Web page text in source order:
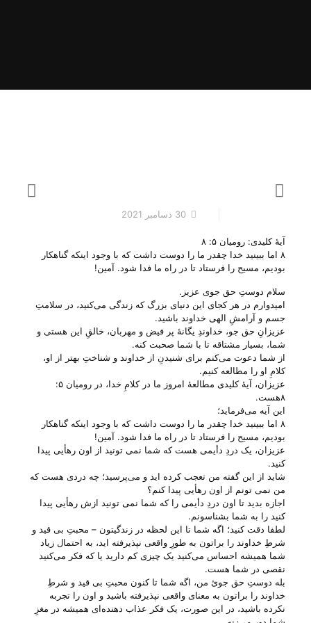
30 دسامبر 2021
آیهٔ کلیدی: رومیان ۵: ۸
۸ اما ببینید خدا چقدر ما را دوست داشت که با وجود اینکه گناهکار
بودیم، مسیح را فرستاد تا در راه ما فدا شود. آمین!
سلام دوستِ حق جوی عزیز.
امیدوارم در هر کجای این دنیای بزرگ که زندگی می‌‌کنید، در سلامتِ
جسم و آرامشِ الهی خداوند باشید.
عزیزانِ حق جو، خداوندِ یگانهٔ پر فیض و مهربان، خالقِ این هستی‌ و
شما، بسیار مشتاقه تا با شما صحبت کنه.
از شما دعوت می‌‌کنم برای شنیدنِ از خداوند و شناختِ بهتر از او،
کلامِ او را مطالعه کنیم.
عزیزان، آیهٔ کلیدی مطالعهٔ امروز ما در کلامِ خدا، در رومیان ۵:
۸هست.
این آیه می‌‌فرماید؛
۸ اما ببینید خدا چقدر ما را دوست داشت که با وجود اینکه گناهکار
بودیم، مسیح را فرستاد تا در راه ما فدا شود. آمین!
عزیزان، یک دردِ دأیمی هست که شما نمی تونید از اون رهأیی پیدا
کنید.
شاید از این گفته من تعجب کرده اید و می‌‌پرسید؛ چه دردی هست که
من نمی تونم از اون رهأیی پیدا کنم؟
اجازه بدید تا اون دردِ دأیمی را که شما نمی تونید ازش رهأیی پیدا
کنید را به شما بشناسونم.
لطفا دقت کنید؛ اگه شما تا این لحظه در زندگیتون – محبتِ بی‌ قید و
شرطِ خداوند را براتون به طورِ واقعی نپذیرفته اید، به احتمال زیاد
شما همیشه احساس می‌‌کنید یک چیزی کم دارید یا که فکر می‌‌کنید
نقصی در شما هست.
بله دوستِ حق جوئ من، اگه شما تا کنون محبتِ بی‌ قید و شرطِ
خداوند را براتون به معنای واقعی نپذیرفته باشید و اون را تجربه
نکرده باشید، در این صورت، یک فکر عذاب دهنده‌ای همیشه در مغزِ